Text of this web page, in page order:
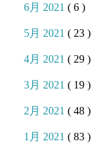
6月 2021( 6 )
5月 2021( 23 )
4月 2021( 29 )
3月 2021( 19 )
2月 2021( 48 )
1月 2021( 83 )